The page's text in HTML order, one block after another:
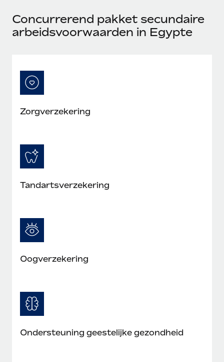
Concurrerend pakket secundaire
arbeidsvoorwaarden in Egypte
Zorgverzekering
Tandartsverzekering
Oogverzekering
Ondersteuning geestelijke gezondheid